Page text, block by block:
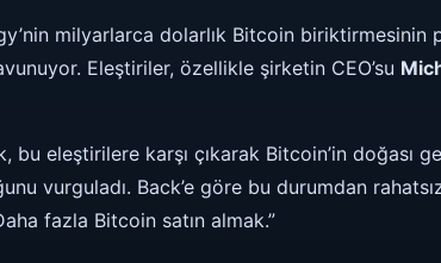
milyarlarca dolarlık Bitcoin biriktirmesinin
Eleştiriler, özellikle şirketin CEO’su
bu eleştirilere karşı çıkarak Bitcoin’in doğası
vurguladı. Back’e göre bu durumdan rahatsız
fazla Bitcoin satın almak.”